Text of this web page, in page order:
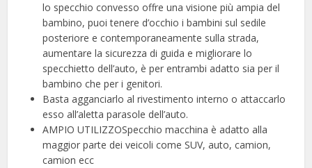
lo specchio convesso offre una visione più ampia del
bambino, puoi tenere d’occhio i bambini sul sedile
posteriore e contemporaneamente sulla strada,
aumentare la sicurezza di guida e migliorare lo
specchietto dell’auto, è per entrambi adatto sia per il
bambino che per i genitori.
Basta agganciarlo al rivestimento interno o attaccarlo
esso all’aletta parasole dell’auto.
AMPIO UTILIZZOSpecchio macchina è adatto alla
maggior parte dei veicoli come SUV, auto, camion,
camion ecc